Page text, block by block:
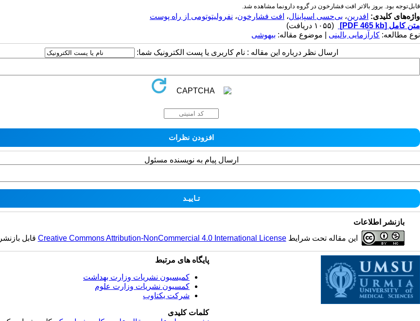
قابل‌توجه بود. بروز بالاتر افت فشارخون در گروه دارونما مشاهده شد.
واژه‌های کلیدی: افدرین، بی‌حسی اسپاینال، افت فشارخون، نفرولیتوتومی از راه پوست
متن کامل [PDF 465 kb]
(۱۰۵۵ دریافت)
نوع مطالعه: کارآزمایی بالینی | موضوع مقاله: بیهوشی
ارسال نظر درباره این مقاله : نام کاربری یا پست الکترونیک شما:
ارسال پیام به نویسنده مسئول
بازنشر اطلاعات
این مقاله تحت شرایطCreative Commons Attribution-NonCommercial 4.0 International License قابل
پایگاه های مرتبط
کمیسیون نشریات وزارت بهداشت
کمسیون نشریات وزارت علوم
شرکت یکتاوب
کلمات کلیدی